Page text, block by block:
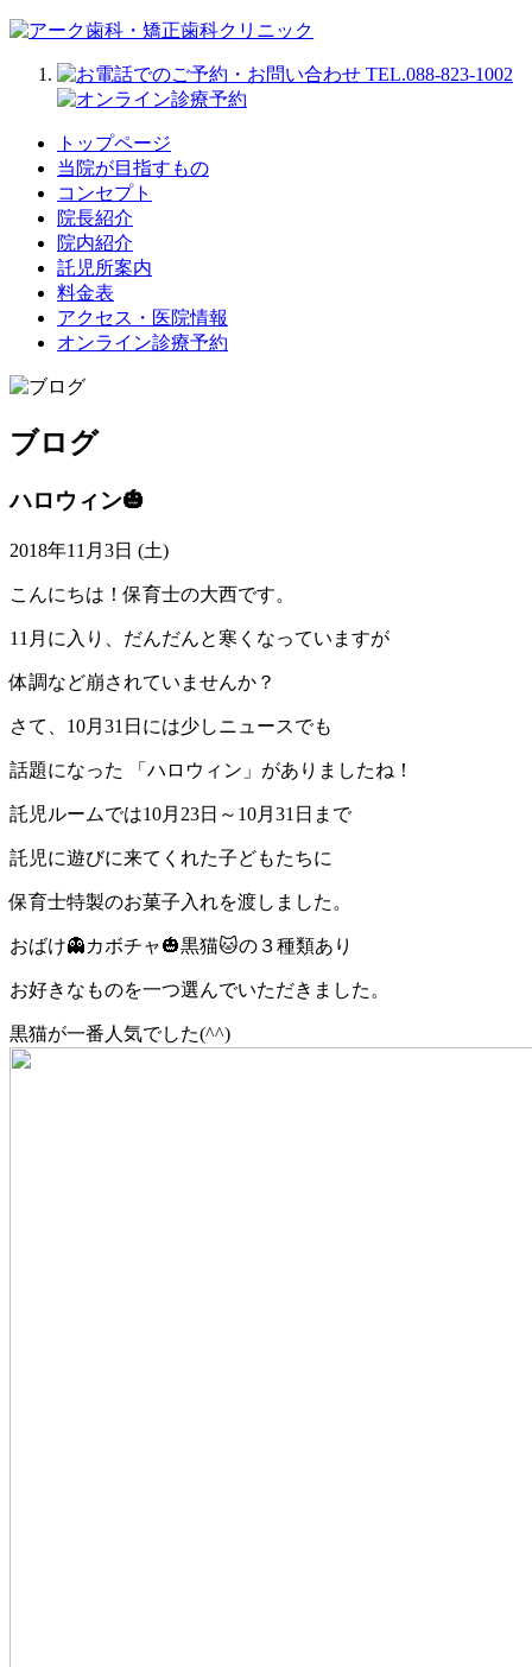
トップページ
当院が目指すもの
コンセプト
院長紹介
院内紹介
託児所案内
料金表
アクセス・医院情報
オンライン診療予約
ブログ
ハロウィン🎃
2018年11月3日 (土)
こんにちは！保育士の大西です。
11月に入り、だんだんと寒くなっていますが
体調など崩されていませんか？
さて、10月31日には少しニュースでも
話題になった 「ハロウィン」がありましたね！
託児ルームでは10月23日～10月31日まで
託児に遊びに来てくれた子どもたちに
保育士特製のお菓子入れを渡しました。
おばけ👻カボチャ🎃黒猫🐱の３種類あり
お好きなものを一つ選んでいただきました。
黒猫が一番人気でした(^^)